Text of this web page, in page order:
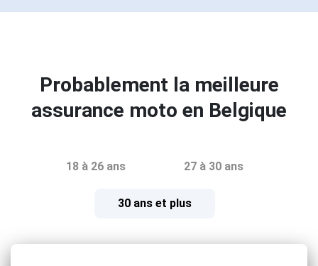
Probablement la meilleure
assurance moto en Belgique
18 à 26 ans 27 à 30 ans
30 ans et plus